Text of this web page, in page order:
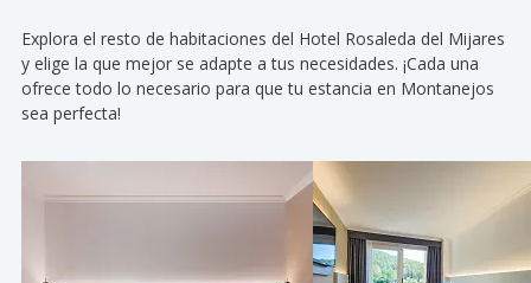
Explora el resto de habitaciones del Hotel Rosaleda del Mijares
y elige la que mejor se adapte a tus necesidades. ¡Cada una
ofrece todo lo necesario para que tu estancia en Montanejos
sea perfecta!